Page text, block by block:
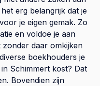
erg belangrijk dat je
je eigen gemak. Zo
en voldoe je aan
zonder daar omkijken
boekhouders je
Schimmert kost? Dat
Bovendien zijn